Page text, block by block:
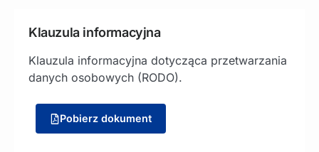
Klauzula informacyjna
Klauzula informacyjna dotycząca przetwarzania
danych osobowych (RODO).
Pobierz dokument